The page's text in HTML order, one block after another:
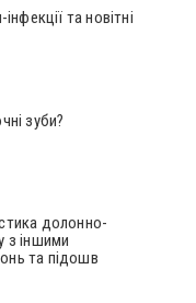
та новітні
зуби?
долонно-
з іншими
та підошв